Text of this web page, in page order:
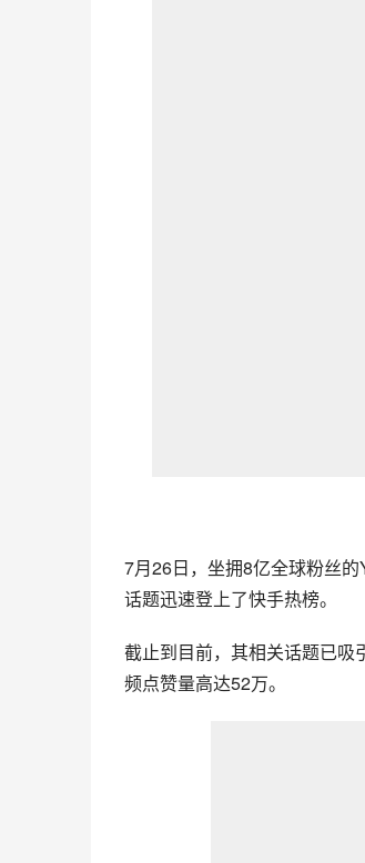
7月26日，坐拥8亿全球粉丝
话题迅速登上了快手热榜。
截止到目前，其相关话题已吸
频点赞量高达52万。